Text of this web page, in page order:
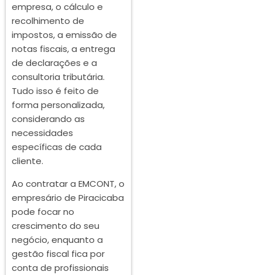
empresa, o cálculo e
recolhimento de
impostos, a emissão de
notas fiscais, a entrega
de declarações e a
consultoria tributária.
Tudo isso é feito de
forma personalizada,
considerando as
necessidades
específicas de cada
cliente.
Ao contratar a EMCONT, o
empresário de Piracicaba
pode focar no
crescimento do seu
negócio, enquanto a
gestão fiscal fica por
conta de profissionais